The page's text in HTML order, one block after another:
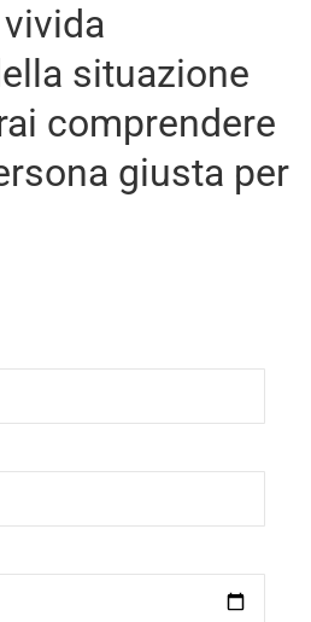
situazione
comprendere
giusta per